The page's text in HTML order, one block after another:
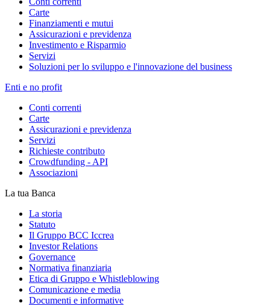
Carte
Finanziamenti e mutui
Assicurazioni e previdenza
Investimento e Risparmio
Servizi
Soluzioni per lo sviluppo e l'innovazione del business
Enti e no profit
Conti correnti
Carte
Assicurazioni e previdenza
Servizi
Richieste contributo
Crowdfunding - API
Associazioni
La tua Banca
La storia
Statuto
Il Gruppo BCC Iccrea
Investor Relations
Governance
Normativa finanziaria
Etica di Gruppo e Whistleblowing
Comunicazione e media
Documenti e informative